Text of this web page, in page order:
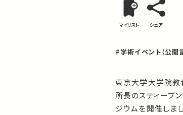
マイリスト シェア
#学術イベント（公開
東京大学大学院教
所長のスティーブ
ジウムを開催しま